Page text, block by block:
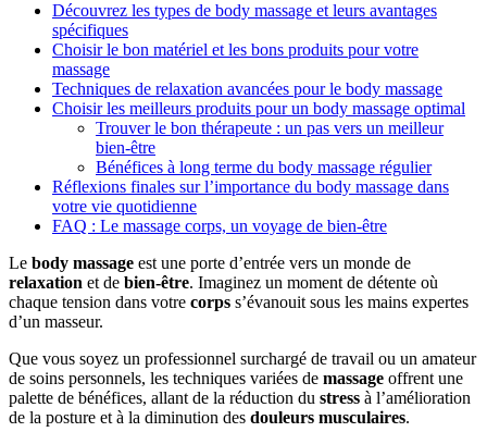
Découvrez les types de body massage et leurs avantages
spécifiques
Choisir le bon matériel et les bons produits pour votre
massage
Techniques de relaxation avancées pour le body massage
Choisir les meilleurs produits pour un body massage optimal
Trouver le bon thérapeute : un pas vers un meilleur
bien-être
Bénéfices à long terme du body massage régulier
Réflexions finales sur l’importance du body massage dans
votre vie quotidienne
FAQ : Le massage corps, un voyage de bien-être
Le body massage est une porte d’entrée vers un monde de
relaxation et de bien-être. Imaginez un moment de détente où
chaque tension dans votre corps s’évanouit sous les mains expertes
d’un masseur.
Que vous soyez un professionnel surchargé de travail ou un amateur
de soins personnels, les techniques variées de massage offrent une
palette de bénéfices, allant de la réduction du stress à l’amélioration
de la posture et à la diminution des douleurs musculaires.